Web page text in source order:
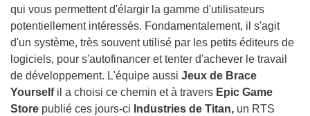
qui vous permettent d'élargir la gamme d'utilisateurs
potentiellement intéressés. Fondamentalement, il s'agit
d'un système, très souvent utilisé par les petits éditeurs de
logiciels, pour s'autofinancer et tenter d'achever le travail
de développement. L'équipe aussi Jeux de Brace
Yourself il a choisi ce chemin et à travers Epic Game
Store publié ces jours-ci Industries de Titan, un RTS